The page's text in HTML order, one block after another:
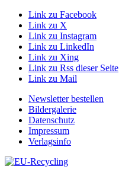
Link zu Facebook
Link zu X
Link zu Instagram
Link zu LinkedIn
Link zu Xing
Link zu Rss dieser Seite
Link zu Mail
Newsletter bestellen
Bildergalerie
Datenschutz
Impressum
Verlagsinfo